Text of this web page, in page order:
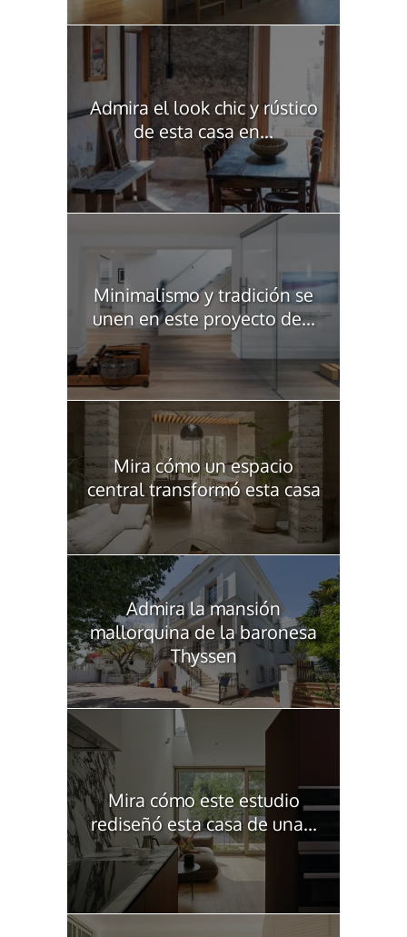
Admira el look chic y rústico
de esta casa en...
Minimalismo y tradición se
unen en este proyecto de...
Mira cómo un espacio
central transformó esta casa
Admira la mansión
mallorquina de la baronesa
Thyssen
Mira cómo este estudio
rediseñó esta casa de una...